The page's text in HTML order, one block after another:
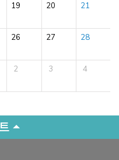
19 20 21
26 27 28
2 3 4